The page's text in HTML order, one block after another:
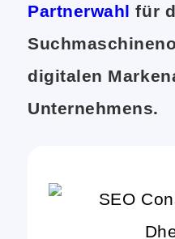
Partnerwahl für
digitalen
Unternehmens.